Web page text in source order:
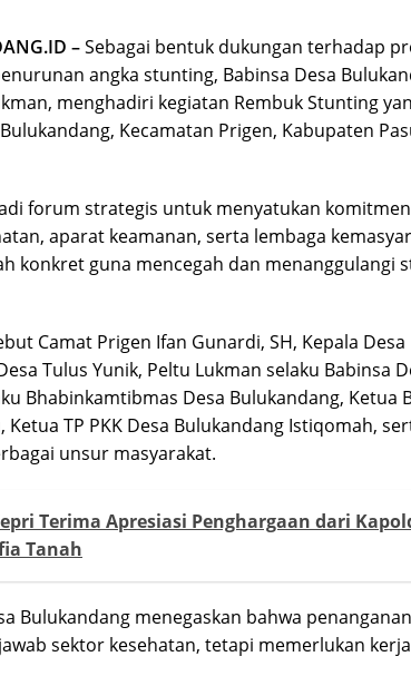
–Sebagai bentuk dukungan terhadap
angka stunting, Babinsa Desa
menghadiri kegiatan Rembuk Stunting
Kecamatan Prigen, Kabupaten
forum strategis untuk menyatukan
aparat keamanan, serta lembaga
konkret guna mencegah dan menanggulangi
Camat Prigen Ifan Gunardi, SH, Kepala Desa
Tulus Yunik, Peltu Lukman selaku Babinsa
Bhabinkamtibmas Desa Bulukandang, Ketua
TP PKK Desa Bulukandang Istiqomah,
unsur masyarakat.
Terima Apresiasi Penghargaan dari
Tanah
Bulukandang menegaskan bahwa
sektor kesehatan, tetapi memerlukan